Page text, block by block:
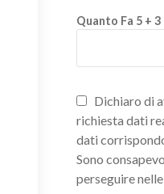
Quanto Fa 5 + 3
Dichiaro di
richiesta dati
dati
Sono
perseguire